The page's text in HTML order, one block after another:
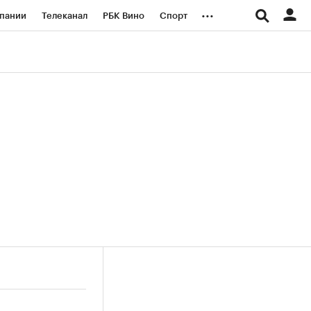
Телеканал РБК Вино Спорт ...